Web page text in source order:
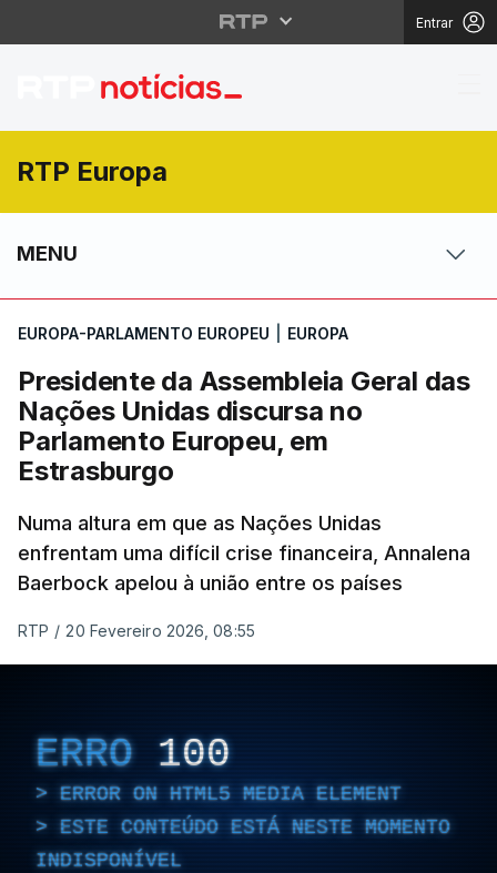
Entrar
Presidente da
RTP Europa
MENU
EUROPA-PARLAMENTO EUROPEU EUROPA
Presidente da Assembleia Geral das
Nações Unidas discursa no
Parlamento Europeu, em
Estrasburgo
Numa altura em que as Nações Unidas
enfrentam uma difícil crise financeira, Annalena
Baerbock apelou à união entre os países
RTP / 20 Fevereiro 2026, 08:55
ERRO 100
ERROR ON HTML5 MEDIA ELEMENT
ESTE CONTEÚDO ESTÁ NESTE MOMENTO
INDISPONÍVEL